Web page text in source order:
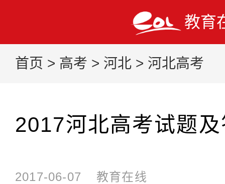
教育
首页 > 高考 > 河北 > 河北高考
2017河北高考试题
2017-06-07 教育在线